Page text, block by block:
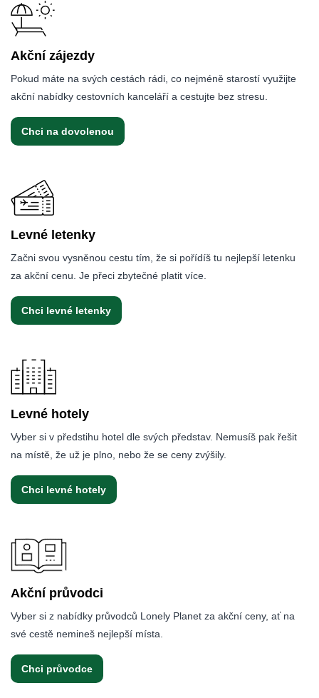
Akční zájezdy
Pokud máte na svých cestách rádi, co nejméně starostí využijte
akční nabídky cestovních kanceláří a cestujte bez stresu.
Chci na dovolenou
Levné letenky
Začni svou vysněnou cestu tím, že si pořídíš tu nejlepší letenku
za akční cenu. Je přeci zbytečné platit více.
Chci levné letenky
Levné hotely
Vyber si v předstihu hotel dle svých představ. Nemusíš pak řešit
na místě, že už je plno, nebo že se ceny zvýšily.
Chci levné hotely
Akční průvodci
Vyber si z nabídky průvodců Lonely Planet za akční ceny, ať na
své cestě nemineš nejlepší místa.
Chci průvodce